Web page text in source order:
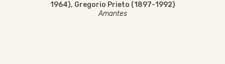
1964), Gregorio Prieto (1897-1992)
Amantes